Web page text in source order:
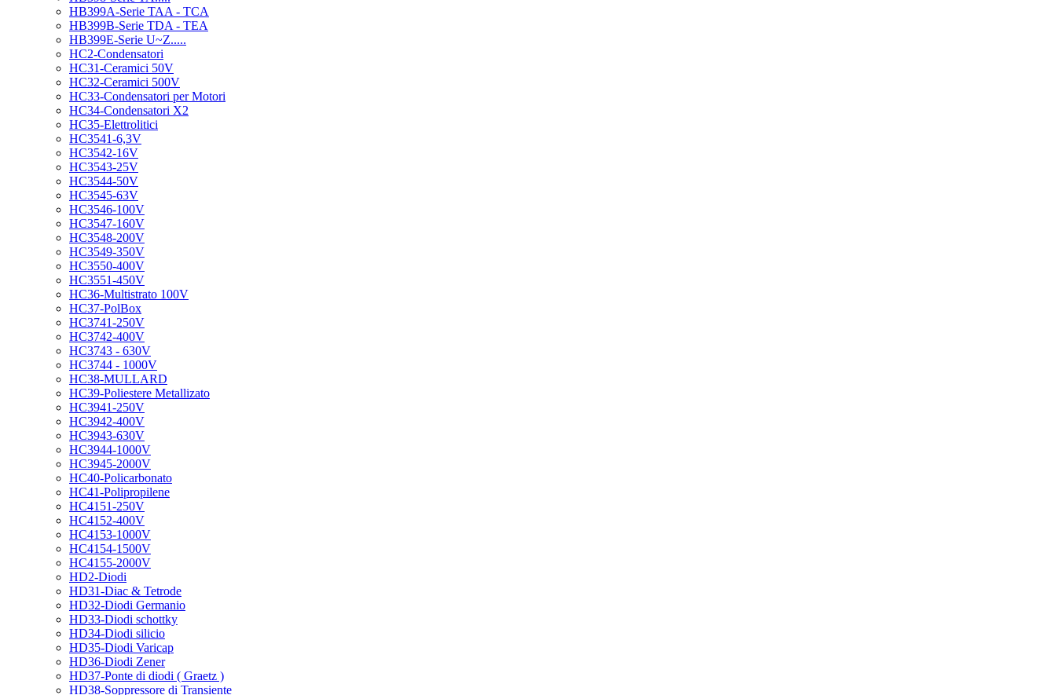
HB399A-Serie TAA - TCA
HB399B-Serie TDA - TEA
HB399E-Serie U~Z.....
HC2-Condensatori
HC31-Ceramici 50V
HC32-Ceramici 500V
HC33-Condensatori per Motori
HC34-Condensatori X2
HC35-Elettrolitici
HC3541-6,3V
HC3542-16V
HC3543-25V
HC3544-50V
HC3545-63V
HC3546-100V
HC3547-160V
HC3548-200V
HC3549-350V
HC3550-400V
HC3551-450V
HC36-Multistrato 100V
HC37-PolBox
HC3741-250V
HC3742-400V
HC3743 - 630V
HC3744 - 1000V
HC38-MULLARD
HC39-Poliestere Metallizato
HC3941-250V
HC3942-400V
HC3943-630V
HC3944-1000V
HC3945-2000V
HC40-Policarbonato
HC41-Polipropilene
HC4151-250V
HC4152-400V
HC4153-1000V
HC4154-1500V
HC4155-2000V
HD2-Diodi
HD31-Diac & Tetrode
HD32-Diodi Germanio
HD33-Diodi schottky
HD34-Diodi silicio
HD35-Diodi Varicap
HD36-Diodi Zener
HD37-Ponte di diodi ( Graetz )
HD38-Soppressore di Transiente